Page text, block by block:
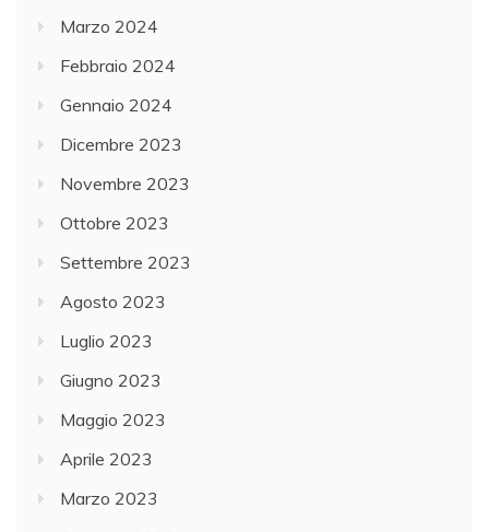
Marzo 2024
Febbraio 2024
Gennaio 2024
Dicembre 2023
Novembre 2023
Ottobre 2023
Settembre 2023
Agosto 2023
Luglio 2023
Giugno 2023
Maggio 2023
Aprile 2023
Marzo 2023